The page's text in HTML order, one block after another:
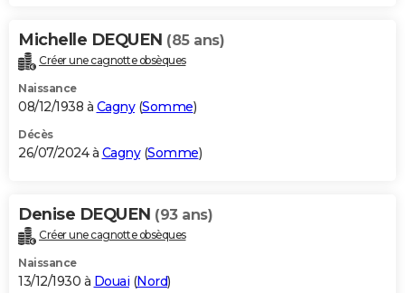
Michelle DEQUEN (85 ans)
Créer une cagnotte obsèques
Naissance
08/12/1938 à Cagny(Somme)
Décès
26/07/2024 à Cagny(Somme)
Denise DEQUEN (93 ans)
Créer une cagnotte obsèques
Naissance
13/12/1930 à Douai (Nord)